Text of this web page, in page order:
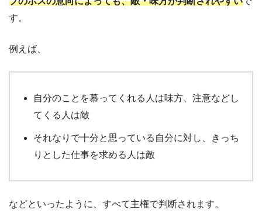
す。
例えば、
自分のことを慕ってくれる人は味方、注意などし
てくる人は敵
それなりで十分と思っている自分に対し、きっち
りとした仕事を求める人は敵
などといったように、すべて主権で判断されます。